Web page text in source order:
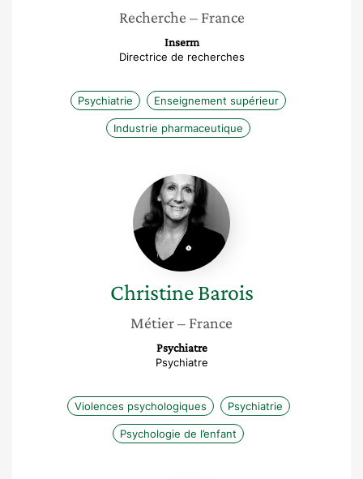
Recherche – France
Inserm
Directrice de recherches
Psychiatrie Enseignement supérieur
Industrie pharmaceutique
Christine
Barois
Christine Barois
Métier– France
Psychiatre
Psychiatre
Violences psychologiques Psychiatrie
Psychologie de l’enfant